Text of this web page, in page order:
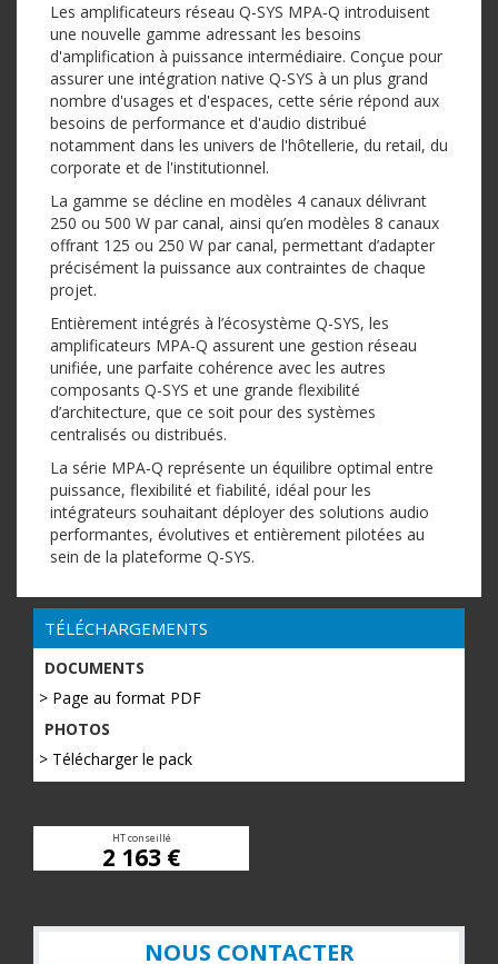
Les amplificateurs réseau Q-SYS MPA‑Q introduisent
une nouvelle gamme adressant les besoins
d'amplification à puissance intermédiaire. Conçue pour
assurer une intégration native Q-SYS à un plus grand
nombre d'usages et d'espaces, cette série répond aux
besoins de performance et d'audio distribué
notamment dans les univers de l'hôtellerie, du retail, du
corporate et de l'institutionnel.
La gamme se décline en modèles 4 canaux délivrant
250 ou 500 W par canal, ainsi qu’en modèles 8 canaux
offrant 125 ou 250 W par canal, permettant d’adapter
précisément la puissance aux contraintes de chaque
projet.
Entièrement intégrés à l’écosystème Q-SYS, les
amplificateurs MPA‑Q assurent une gestion réseau
unifiée, une parfaite cohérence avec les autres
composants Q-SYS et une grande flexibilité
d’architecture, que ce soit pour des systèmes
centralisés ou distribués.
La série MPA‑Q représente un équilibre optimal entre
puissance, flexibilité et fiabilité, idéal pour les
intégrateurs souhaitant déployer des solutions audio
performantes, évolutives et entièrement pilotées au
sein de la plateforme Q-SYS.
TÉLÉCHARGEMENTS
DOCUMENTS
> Page au format PDF
PHOTOS
> Télécharger le pack
HT conseillé
2 163 €
NOUS CONTACTER